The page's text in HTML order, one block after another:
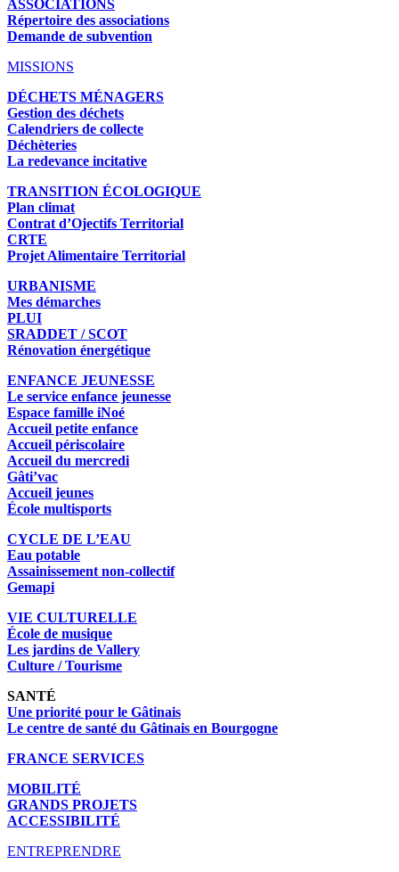
ASSOCIATIONS
Répertoire des associations
Demande de subvention
MISSIONS
DÉCHETS MÉNAGERS
Gestion des déchets
Calendriers de collecte
Déchèteries
La redevance incitative
TRANSITION ÉCOLOGIQUE
Plan climat
Contrat d’Ojectifs Territorial
CRTE
Projet Alimentaire Territorial
URBANISME
Mes démarches
PLUI
SRADDET / SCOT
Rénovation énergétique
ENFANCE JEUNESSE
Le service enfance jeunesse
Espace famille iNoé
Accueil petite enfance
Accueil périscolaire
Accueil du mercredi
Gâti’vac
Accueil jeunes
École multisports
CYCLE DE L’EAU
Eau potable
Assainissement non-collectif
Gemapi
VIE CULTURELLE
École de musique
Les jardins de Vallery
Culture / Tourisme
SANTÉ
Une priorité pour le Gâtinais
Le centre de santé du Gâtinais en Bourgogne
FRANCE SERVICES
MOBILITÉ
GRANDS PROJETS
ACCESSIBILITÉ
ENTREPRENDRE